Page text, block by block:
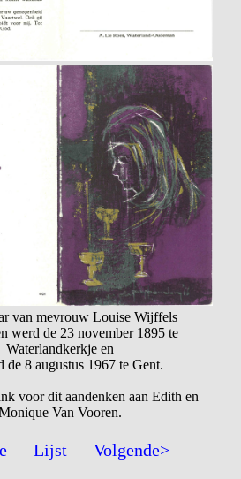
van mevrouw Louise Wijffels
werd de 23 november 1895 te
Waterlandkerkje en
de 8 augustus 1967 te Gent.
voor dit aandenken aan Edith en
Van Vooren.
—Lijst —Volgende>